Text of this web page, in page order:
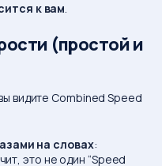
к вам.
(простой и
видите Combined Speed
на словах:
это не один “Speed